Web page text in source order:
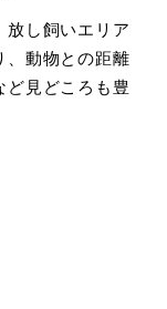
放し飼いエリア
、動物との距離
ど見どころも豊